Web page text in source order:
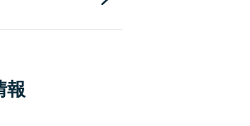
報